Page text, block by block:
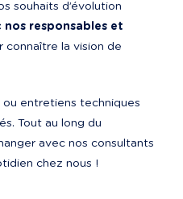
souhaits d’évolution
responsables et
connaître la vision de
entretiens techniques
Tout au long du
avec nos consultants
chez nous !